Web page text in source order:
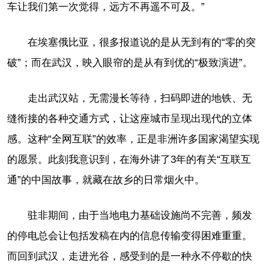
车让我们第一次觉得，远方不再遥不可及。”
在埃塞俄比亚，很多报道说的是从无到有的“零的突
破”；而在武汉，映入眼帘的是从有到优的“极致演进”。
走出武汉站，无需漫长等待，扫码即进的地铁、无
缝衔接的各种交通方式，让这座城市呈现出现代的立体
感。这种“全网互联”的效率，正是非洲许多国家渴望实现
的愿景。此刻我意识到，在海外讲了3年的有关“互联互
通”的中国故事，就藏在故乡的日常烟火中。
驻非期间，由于当地电力基础设施尚不完善，频发
的停电总会让包括发稿在内的信息传输变得困难重重。
而回到武汉，走进光谷，感受到的是一种永不停歇的快